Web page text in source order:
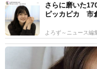
さらに磨いた
ピッカピカ 市
よろず～ニュース編